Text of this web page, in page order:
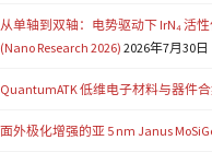
从单轴到双轴：电势驱动下 IrN₄ 活
(Nano Research 2026) 2026年7月30日
QuantumATK 低维电子材料与器件合
面外极化增强的亚 5 nm Janus